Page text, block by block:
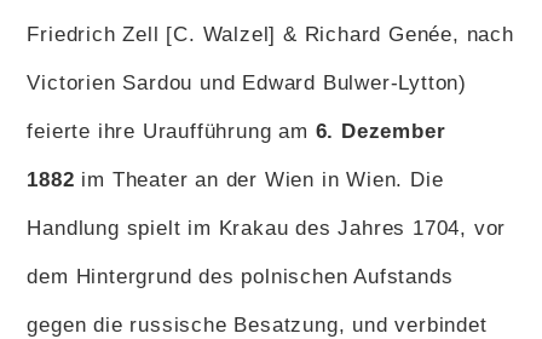
Friedrich Zell [C. Walzel] & Richard Genée, nach
Victorien Sardou und Edward Bulwer-Lytton)
feierte ihre Uraufführung am 6. Dezember
1882 im Theater an der Wien in Wien. Die
Handlung spielt im Krakau des Jahres 1704, vor
dem Hintergrund des polnischen Aufstands
gegen die russische Besatzung, und verbindet